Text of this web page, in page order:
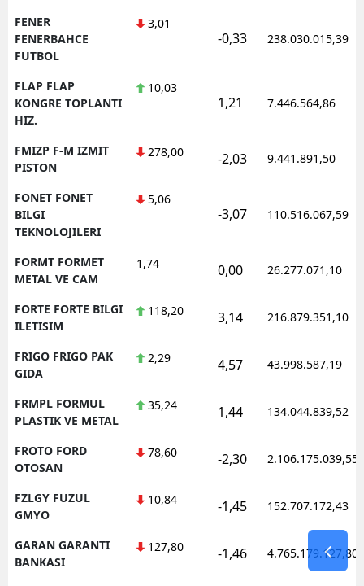
FENER
FENERBAHCE
FUTBOL
3,01
-0,33 238.030.015,39
FLAP FLAP
KONGRE TOPLANTI
HIZ.
10,03
1,21 7.446.564,86
FMIZP F-M IZMIT
PISTON
278,00 -2,03 9.441.891,50
FONET FONET
BILGI
TEKNOLOJILERI
5,06
-3,07 110.516.067,59
FORMT FORMET
METAL VE CAM
1,74 0,00 26.277.071,10
FORTE FORTE BILGI
ILETISIM
118,20 3,14 216.879.351,10
FRIGO FRIGO PAK
GIDA
2,29 4,57 43.998.587,19
FRMPL FORMUL
PLASTIK VE METAL
35,24 1,44 134.044.839,52
FROTO FORD
OTOSAN
78,60 -2,30 2.106.175.039,55
FZLGY FUZUL
GMYO
10,84 -1,45 152.707.172,43
GARAN GARANTI
BANKASI
127,80 -1,46 4.765.179.127,80